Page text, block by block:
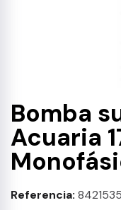
Bomba
Acuaria
Referencia